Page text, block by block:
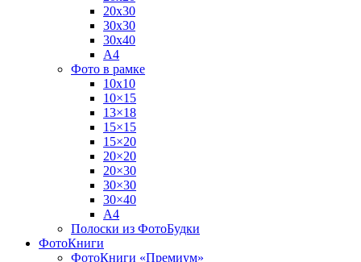
20х30
30х30
30х40
А4
Фото в рамке
10х10
10×15
13×18
15×15
15×20
20×20
20×30
30×30
30×40
A4
Полоски из ФотоБудки
ФотоКниги
ФотоКниги «Премиум»